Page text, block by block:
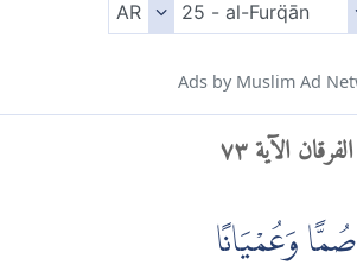
Ads by Muslim Ad
الفرقان الآية ٧٣
وَعُمْيَانًا